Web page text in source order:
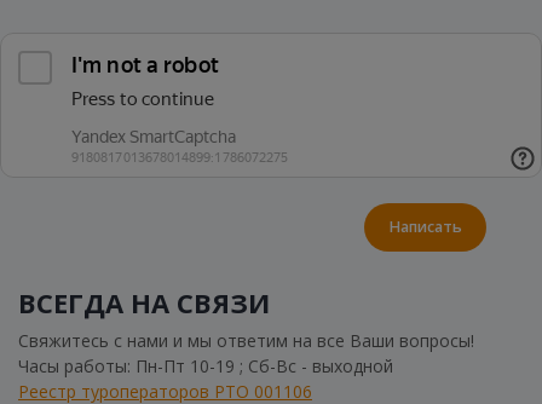
Написать
ВСЕГДА НА СВЯЗИ
Свяжитесь с нами и мы ответим на все Ваши вопросы!
Часы работы: Пн-Пт 10-19 ; Сб-Вс - выходной
Реестр туроператоров РТО 001106